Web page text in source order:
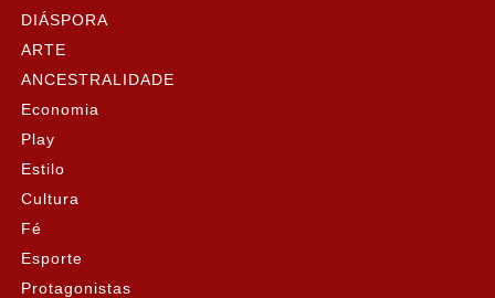
DIÁSPORA
ARTE
ANCESTRALIDADE
Economia
Play
Estilo
Cultura
Fé
Esporte
Protagonistas